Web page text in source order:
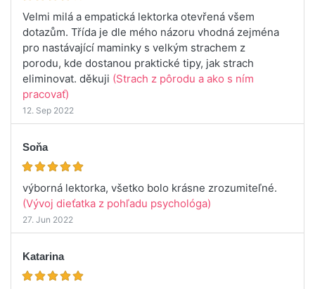
Velmi milá a empatická lektorka otevřená všem
dotazům. Třída je dle mého názoru vhodná zejména
pro nastávající maminky s velkým strachem z
porodu, kde dostanou praktické tipy, jak strach
eliminovat. děkuji (Strach z pôrodu a ako s ním
pracovať)
12. Sep 2022
Soňa
výborná lektorka, všetko bolo krásne zrozumiteľné.
(Vývoj dieťatka z pohľadu psychológa)
27. Jun 2022
Katarina